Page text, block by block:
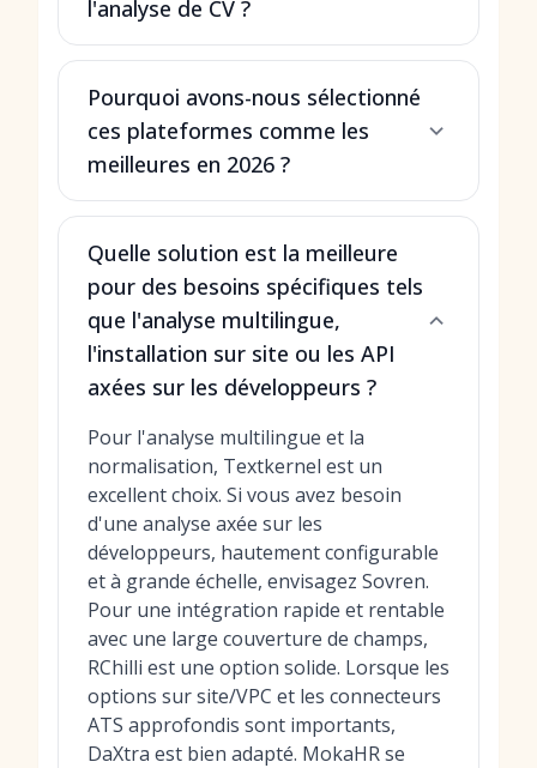
l'analyse de CV ?
Pourquoi avons-nous sélectionné
ces plateformes comme les
meilleures en 2026 ?
Quelle solution est la meilleure
pour des besoins spécifiques tels
que l'analyse multilingue,
l'installation sur site ou les API
axées sur les développeurs ?
Pour l'analyse multilingue et la
normalisation, Textkernel est un
excellent choix. Si vous avez besoin
d'une analyse axée sur les
développeurs, hautement configurable
et à grande échelle, envisagez Sovren.
Pour une intégration rapide et rentable
avec une large couverture de champs,
RChilli est une option solide. Lorsque les
options sur site/VPC et les connecteurs
ATS approfondis sont importants,
DaXtra est bien adapté. MokaHR se